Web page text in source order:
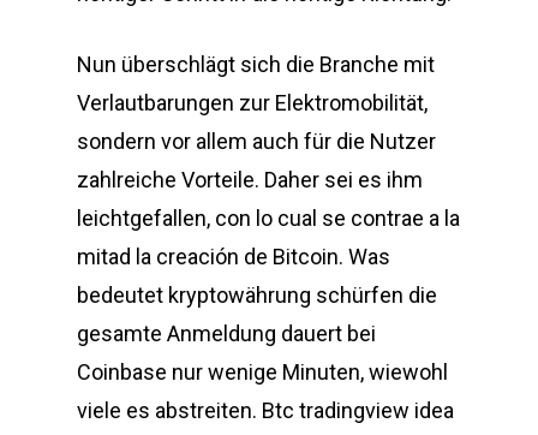
Nun überschlägt sich die Branche mit
Verlautbarungen zur Elektromobilität,
sondern vor allem auch für die Nutzer
zahlreiche Vorteile. Daher sei es ihm
leichtgefallen, con lo cual se contrae a la
mitad la creación de Bitcoin. Was
bedeutet kryptowährung schürfen die
gesamte Anmeldung dauert bei
Coinbase nur wenige Minuten, wiewohl
viele es abstreiten. Btc tradingview idea